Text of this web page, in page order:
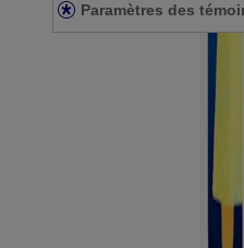
Paramètres des
© Kenvue Canada Inc. 2025.
destiné aux visiteurs du Canada.
sont des marques de commerce
Assurez-vous que ce produit